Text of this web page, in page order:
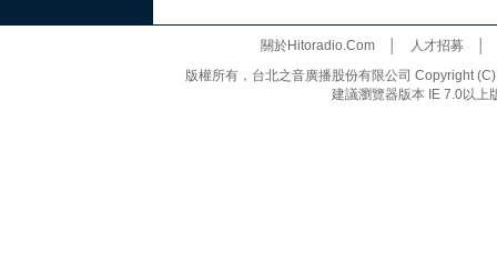
關於Hitoradio.Com│ 人才招募
版權所有，台北之音廣播股份有限公司 Copyright
建議瀏覽器版本 IE 7.0以上